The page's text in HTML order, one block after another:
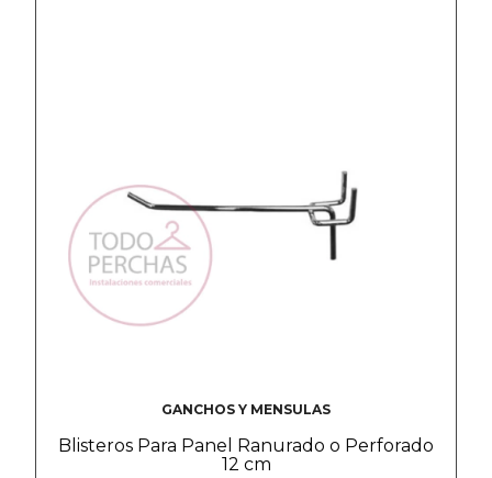
GANCHOS Y MENSULAS
Blisteros Para Panel Ranurado o Perforado
12 cm